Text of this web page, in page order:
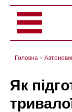
Головна >
Як